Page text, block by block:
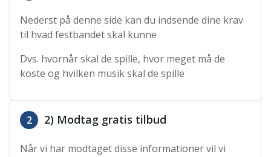
Nederst på denne side kan du indsende dine krav
til hvad festbandet skal kunne
Dvs. hvornår skal de spille, hvor meget må de
koste og hvilken musik skal de spille
2 2) Modtag gratis tilbud
Når vi har modtaget disse informationer vil vi